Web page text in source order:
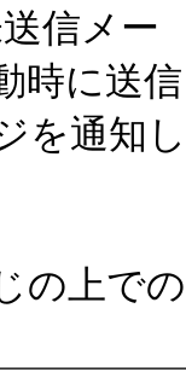
信メー
時に送
を通知し
の上で